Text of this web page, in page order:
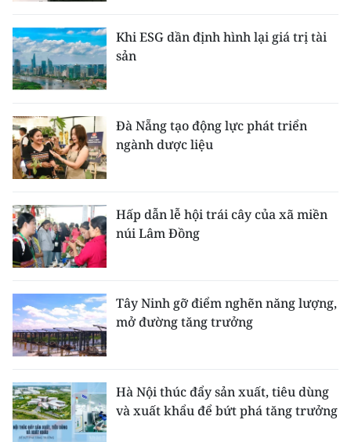
Khi ESG dần định hình lại giá trị tài
sản
Đà Nẵng tạo động lực phát triển
ngành dược liệu
Hấp dẫn lễ hội trái cây của xã miền
núi Lâm Đồng
Tây Ninh gỡ điểm nghẽn năng lượng,
mở đường tăng trưởng
Hà Nội thúc đẩy sản xuất, tiêu dùng
và xuất khẩu để bứt phá tăng trưởng